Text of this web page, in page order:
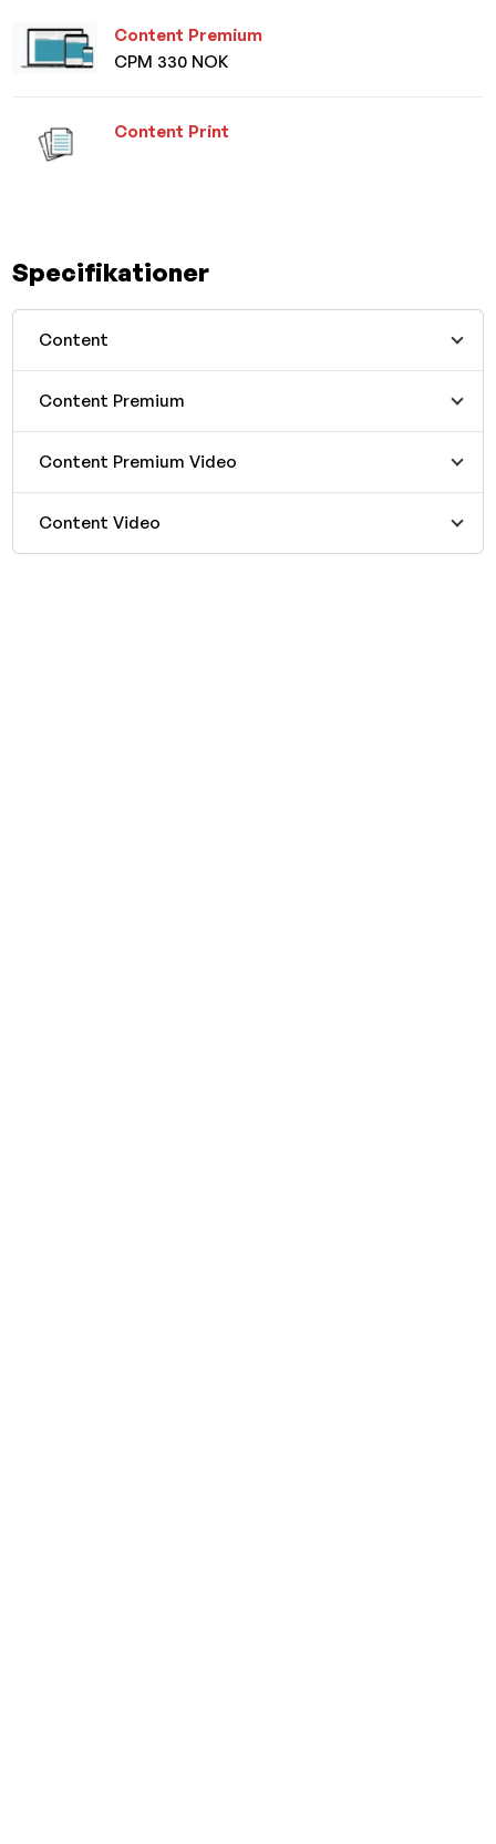
Content Premium
CPM 330 NOK
Content Print
Specifikationer
Content
Content Premium
Content Premium Video
Content Video